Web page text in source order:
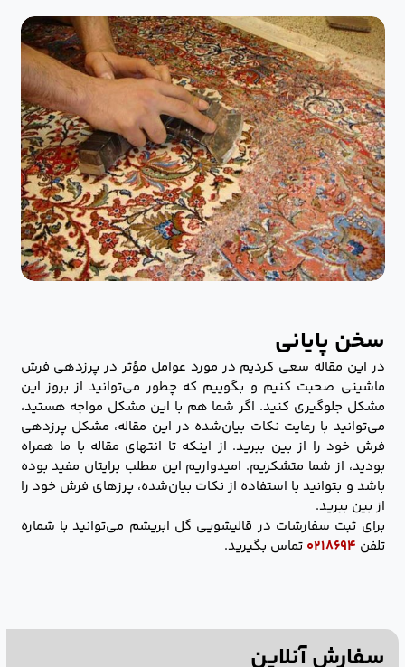
سخن پایانی
در این مقاله سعی کردیم در مورد عوامل مؤثر در پرزدهی فرش
ماشینی صحبت کنیم و بگوییم که چطور می‌توانید از بروز این
مشکل جلوگیری کنید. اگر شما هم با این مشکل مواجه هستید،
می‌توانید با رعایت نکات بیان‌شده در این مقاله، مشکل پرزدهی
فرش خود را از بین ببرید. از اینکه تا انتهای مقاله با ما همراه
بودید، از شما متشکریم. امیدواریم این مطلب برایتان مفید بوده
باشد و بتوانید با استفاده از نکات بیان‌شده، پرزهای فرش خود را
از بین ببرید.
برای ثبت سفارشات در قالیشویی گل ابریشم می‌توانید با شماره
تلفن ۰۲۱۸۶۹۴ تماس بگیرید.
سفارش آنلاین